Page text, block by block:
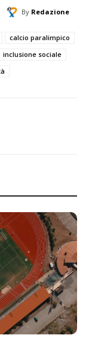
By Redazione
calcio paralimpico
inclusione sociale